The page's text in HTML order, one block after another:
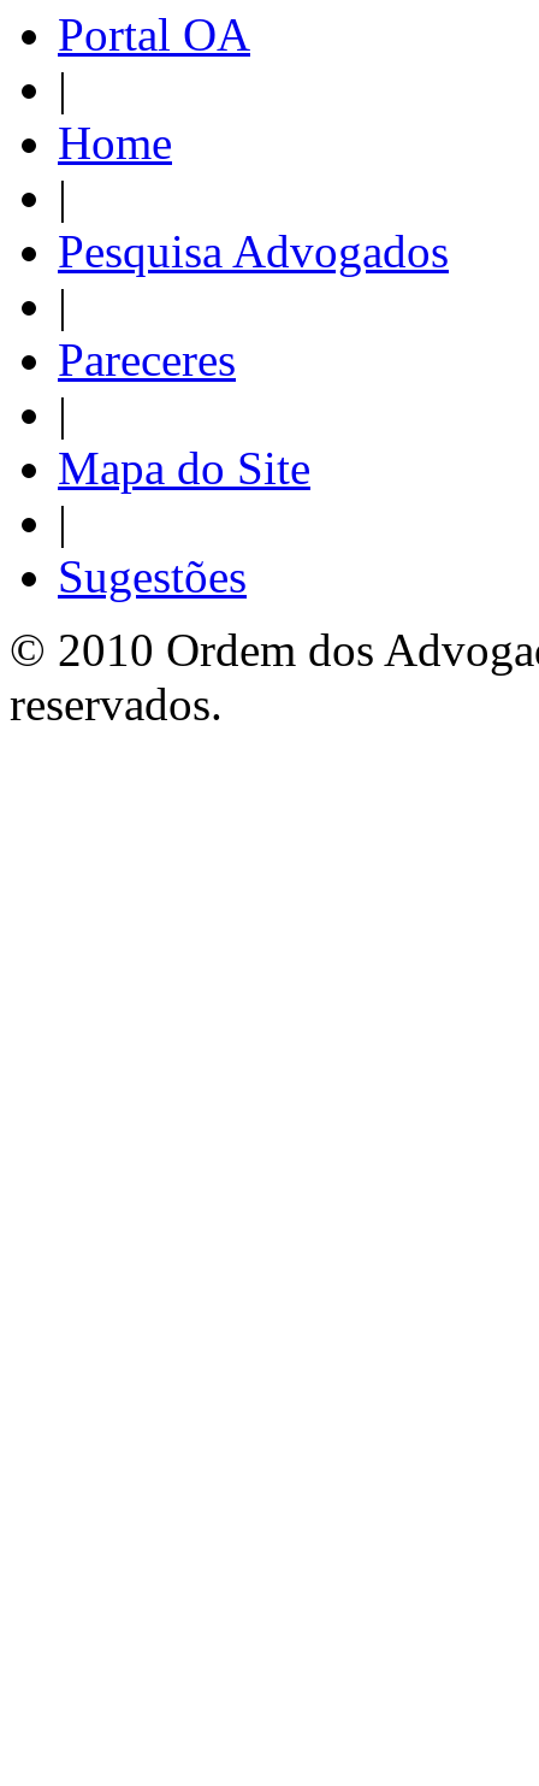
Portal OA
|
Home
|
Pesquisa Advogados
|
Pareceres
|
Mapa do Site
|
Sugestões
© 2010 Ordem dos
reservados.